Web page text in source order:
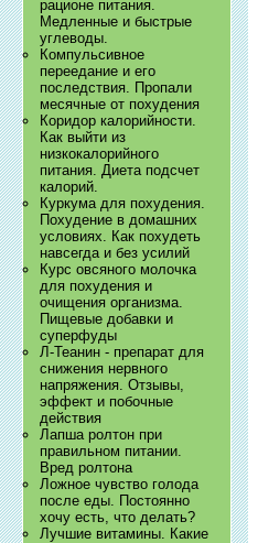
рационе питания.
Медленные и быстрые
углеводы.
Компульсивное
переедание и его
последствия. Пропали
месячные от похудения
Коридор калорийности.
Как выйти из
низкокалорийного
питания. Диета подсчет
калорий.
Куркума для похудения.
Похудение в домашних
условиях. Как похудеть
навсегда и без усилий
Курс овсяного молочка
для похудения и
очищения организма.
Пищевые добавки и
суперфуды
Л-Теанин - препарат для
снижения нервного
напряжения. Отзывы,
эффект и побочные
действия
Лапша ролтон при
правильном питании.
Вред ролтона
Ложное чувство голода
после еды. Постоянно
хочу есть, что делать?
Лучшие витамины. Какие